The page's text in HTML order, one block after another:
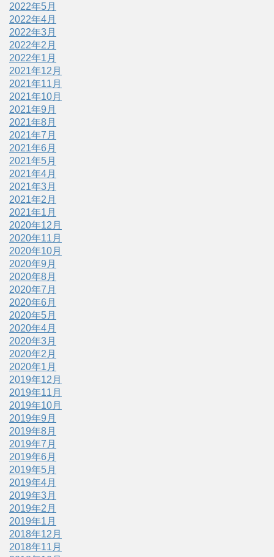
2022年5月
2022年4月
2022年3月
2022年2月
2022年1月
2021年12月
2021年11月
2021年10月
2021年9月
2021年8月
2021年7月
2021年6月
2021年5月
2021年4月
2021年3月
2021年2月
2021年1月
2020年12月
2020年11月
2020年10月
2020年9月
2020年8月
2020年7月
2020年6月
2020年5月
2020年4月
2020年3月
2020年2月
2020年1月
2019年12月
2019年11月
2019年10月
2019年9月
2019年8月
2019年7月
2019年6月
2019年5月
2019年4月
2019年3月
2019年2月
2019年1月
2018年12月
2018年11月